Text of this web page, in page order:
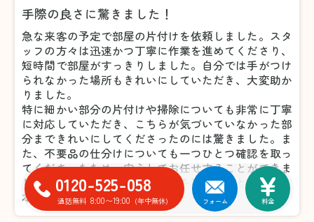
手際の良さに驚きました！
急な来客の予定で部屋の片付けを依頼しました。スタ
ッフの方々は迅速かつ丁寧に作業を進めてくださり、
短時間で部屋がすっきりしました。自分では手がつけ
られなかった場所もきれいにしていただき、大変助か
りました。
特に細かい部分の片付けや掃除についても非常に丁寧
に対応していただき、こちらが気づいていなかった部
分まできれいにしてくださったのには驚きました。ま
た、不要品の仕分けについても一つひとつ確認を取っ
てくださったため、安心してお任せすることができま
した。おかげで気持ちよく来客を迎えることができ、
本当に感謝しています。
0120-525-058
通話無料 8:00〜19:00 (年中無休) フォーム 料金